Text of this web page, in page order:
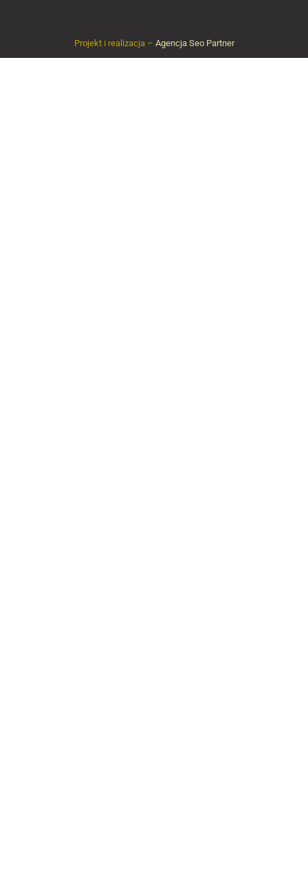
Projekt i realizacja – Agencja Seo Partner